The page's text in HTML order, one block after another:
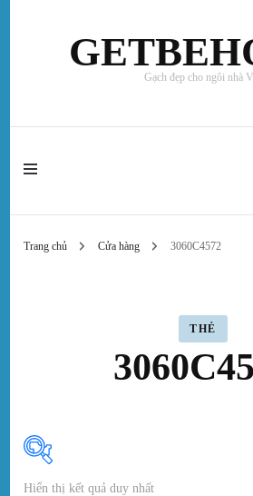
Gạch đẹp cho ngôi nhà
Trang chủ Cửa hàng 3060C4572
THẺ
Hiển thị kết quả duy nhất